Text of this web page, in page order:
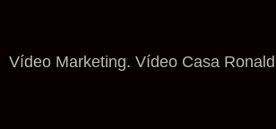
Vídeo Marketing. Vídeo Casa